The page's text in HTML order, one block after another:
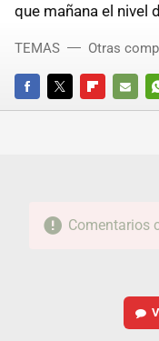
que mañana el nivel
FACEBOOKTWITTERFLIPBOARD
E-
TEMAS Otras
Comentarios